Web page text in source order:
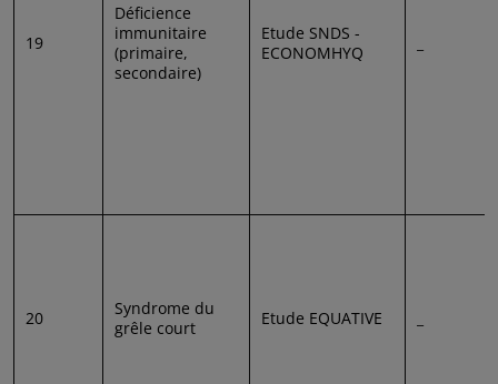
19
Déficience
immunitaire
(primaire,
secondaire)
Etude SNDS -
ECONOMHYQ
20
Syndrome du
grêle court
Etude EQUATIVE